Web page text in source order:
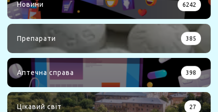
Новини 6242
Препарати 385
Аптечна справа 398
Цікавий світ 27